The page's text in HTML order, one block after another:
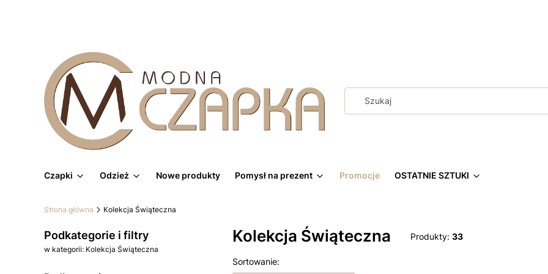
Czapki Odzież Nowe produkty Pomysł na prezent Promocje OSTATNIE SZTUKI
Strona główna Kolekcja Świąteczna
Podkategorie i filtry
w kategorii: Kolekcja Świąteczna
Kolekcja Świąteczna Produkty: 33
Lista produktów
Sortowanie: